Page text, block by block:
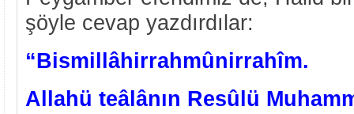
şöyle cevap yazdırdılar:
“Bismillâhirrahmûnirrahîm.
Allahü teâlânın Resûlü